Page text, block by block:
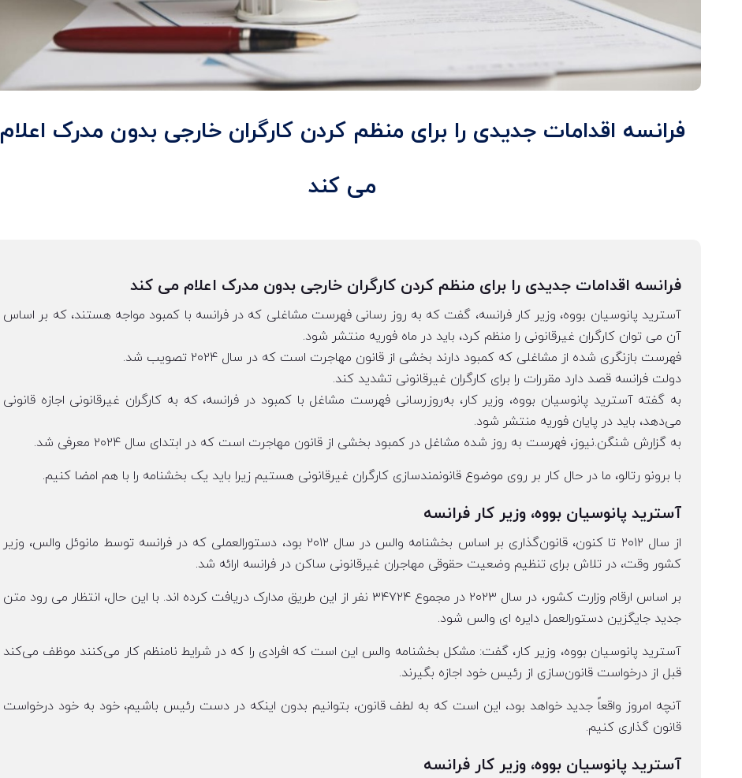
فرانسه اقدامات جدیدی را برای منظم کردن کارگران خارجی بدون مدرک اعلام
می کند
فرانسه اقدامات جدیدی را برای منظم کردن کارگران خارجی بدون مدرک اعلام می کند
آسترید پانوسیان بووه، وزیر کار فرانسه، گفت که به روز رسانی فهرست مشاغلی که در فرانسه با کمبود مواجه هستند، که بر اساس
آن می توان کارگران غیرقانونی را منظم کرد، باید در ماه فوریه منتشر شود.
فهرست بازنگری شده از مشاغلی که کمبود دارند بخشی از قانون مهاجرت است که در سال ۲۰۲۴ تصویب شد.
دولت فرانسه قصد دارد مقررات را برای کارگران غیرقانونی تشدید کند.
به گفته آسترید پانوسیان بووه، وزیر کار، به‌روزرسانی فهرست مشاغل با کمبود در فرانسه، که به کارگران غیرقانونی اجازه قانونی
می‌دهد، باید در پایان فوریه منتشر شود.
به گزارش شنگن.نیوز، فهرست به روز شده مشاغل در کمبود بخشی از قانون مهاجرت است که در ابتدای سال ۲۰۲۴ معرفی شد.
با برونو رتالو، ما در حال کار بر روی موضوع قانونمندسازی کارگران غیرقانونی هستیم زیرا باید یک بخشنامه را با هم امضا کنیم.
آسترید پانوسیان بووه، وزیر کار فرانسه
از سال ۲۰۱۲ تا کنون، قانون‌گذاری بر اساس بخشنامه والس در سال ۲۰۱۲ بود، دستورالعملی که در فرانسه توسط مانوئل والس، وزیر
کشور وقت، در تلاش برای تنظیم وضعیت حقوقی مهاجران غیرقانونی ساکن در فرانسه ارائه شد.
بر اساس ارقام وزارت کشور، در سال ۲۰۲۳ در مجموع ۳۴۷۲۴ نفر از این طریق مدارک دریافت کرده اند. با این حال، انتظار می رود متن
جدید جایگزین دستورالعمل دایره ای والس شود.
آسترید پانوسیان بووه، وزیر کار، گفت: مشکل بخشنامه والس این است که افرادی را که در شرایط نامنظم کار می‌کنند موظف می‌کند
قبل از درخواست قانون‌سازی از رئیس خود اجازه بگیرند.
آنچه امروز واقعاً جدید خواهد بود، این است که به لطف قانون، بتوانیم بدون اینکه در دست رئیس باشیم، خود به خود درخواست
قانون گذاری کنیم.
آسترید پانوسیان بووه، وزیر کار فرانسه